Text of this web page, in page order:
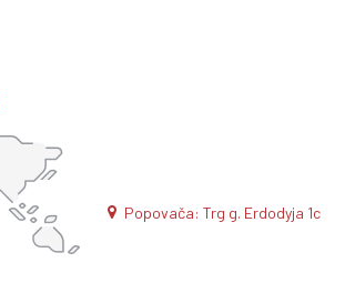
Popovača: Trg g. Erdodyja 1c